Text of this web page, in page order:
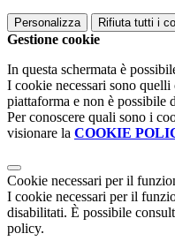
Personalizza Rifiuta tutti i
Gestione cookie
In questa schermata è
I cookie necessari sono
piattaforma e non è possibile
Per conoscere quali sono i
visionare la COOKIE
Cookie necessari per il
I cookie necessari per il
disabilitati. È possibile
policy.